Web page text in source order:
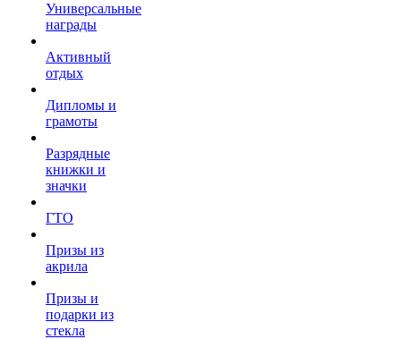
Универсальные
награды
Активный
отдых
Дипломы и
грамоты
Разрядные
книжки и
значки
ГТО
Призы из
акрила
Призы и
подарки из
стекла